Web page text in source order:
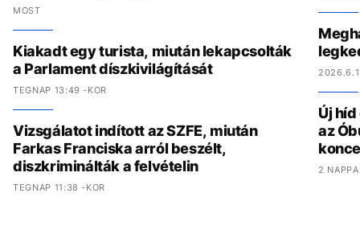
MOST
Kiakadt egy turista, miután lekapcsolták
a Parlament díszkivilágítását
TEGNAP 13:49 -KOR
Vizsgálatot indított az SZFE, miután
Farkas Franciska arról beszélt,
diszkriminálták a felvételin
TEGNAP 11:38 -KOR
Új
az
2